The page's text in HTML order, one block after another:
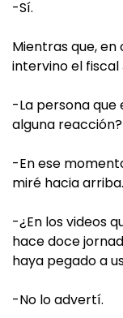
-Sí.
Mientras que,
intervino el fiscal
-La persona que
alguna reacción?
-En ese
miré hacia arriba.
-¿En los videos
hace doce
haya pegado a
-No lo advertí.